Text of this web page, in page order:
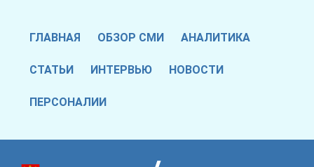
ГЛАВНАЯ ОБЗОР СМИ АНАЛИТИКА
СТАТЬИ ИНТЕРВЬЮ НОВОСТИ
ПЕРСОНАЛИИ